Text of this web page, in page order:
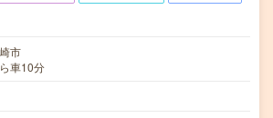
市
車10分